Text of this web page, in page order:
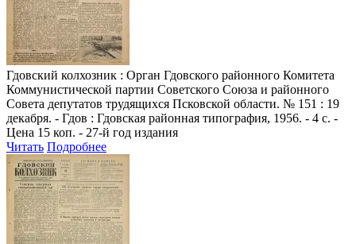
Гдовский колхозник : Орган Гдовского районного Комитета
Коммунистической партии Советского Союза и районного
Совета депутатов трудящихся Псковской области. № 151 : 19
декабря. - Гдов : Гдовская районная типография, 1956. - 4 с. -
Цена 15 коп. - 27-й год издания
Читать Подробнее